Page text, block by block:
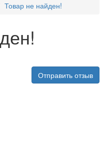
Товар не найден!
Отправить отзыв